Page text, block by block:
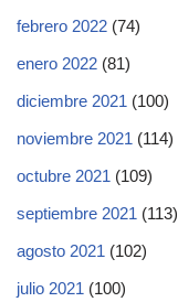
febrero 2022 (74)
enero 2022 (81)
diciembre 2021 (100)
noviembre 2021 (114)
octubre 2021 (109)
septiembre 2021 (113)
agosto 2021 (102)
julio 2021 (100)